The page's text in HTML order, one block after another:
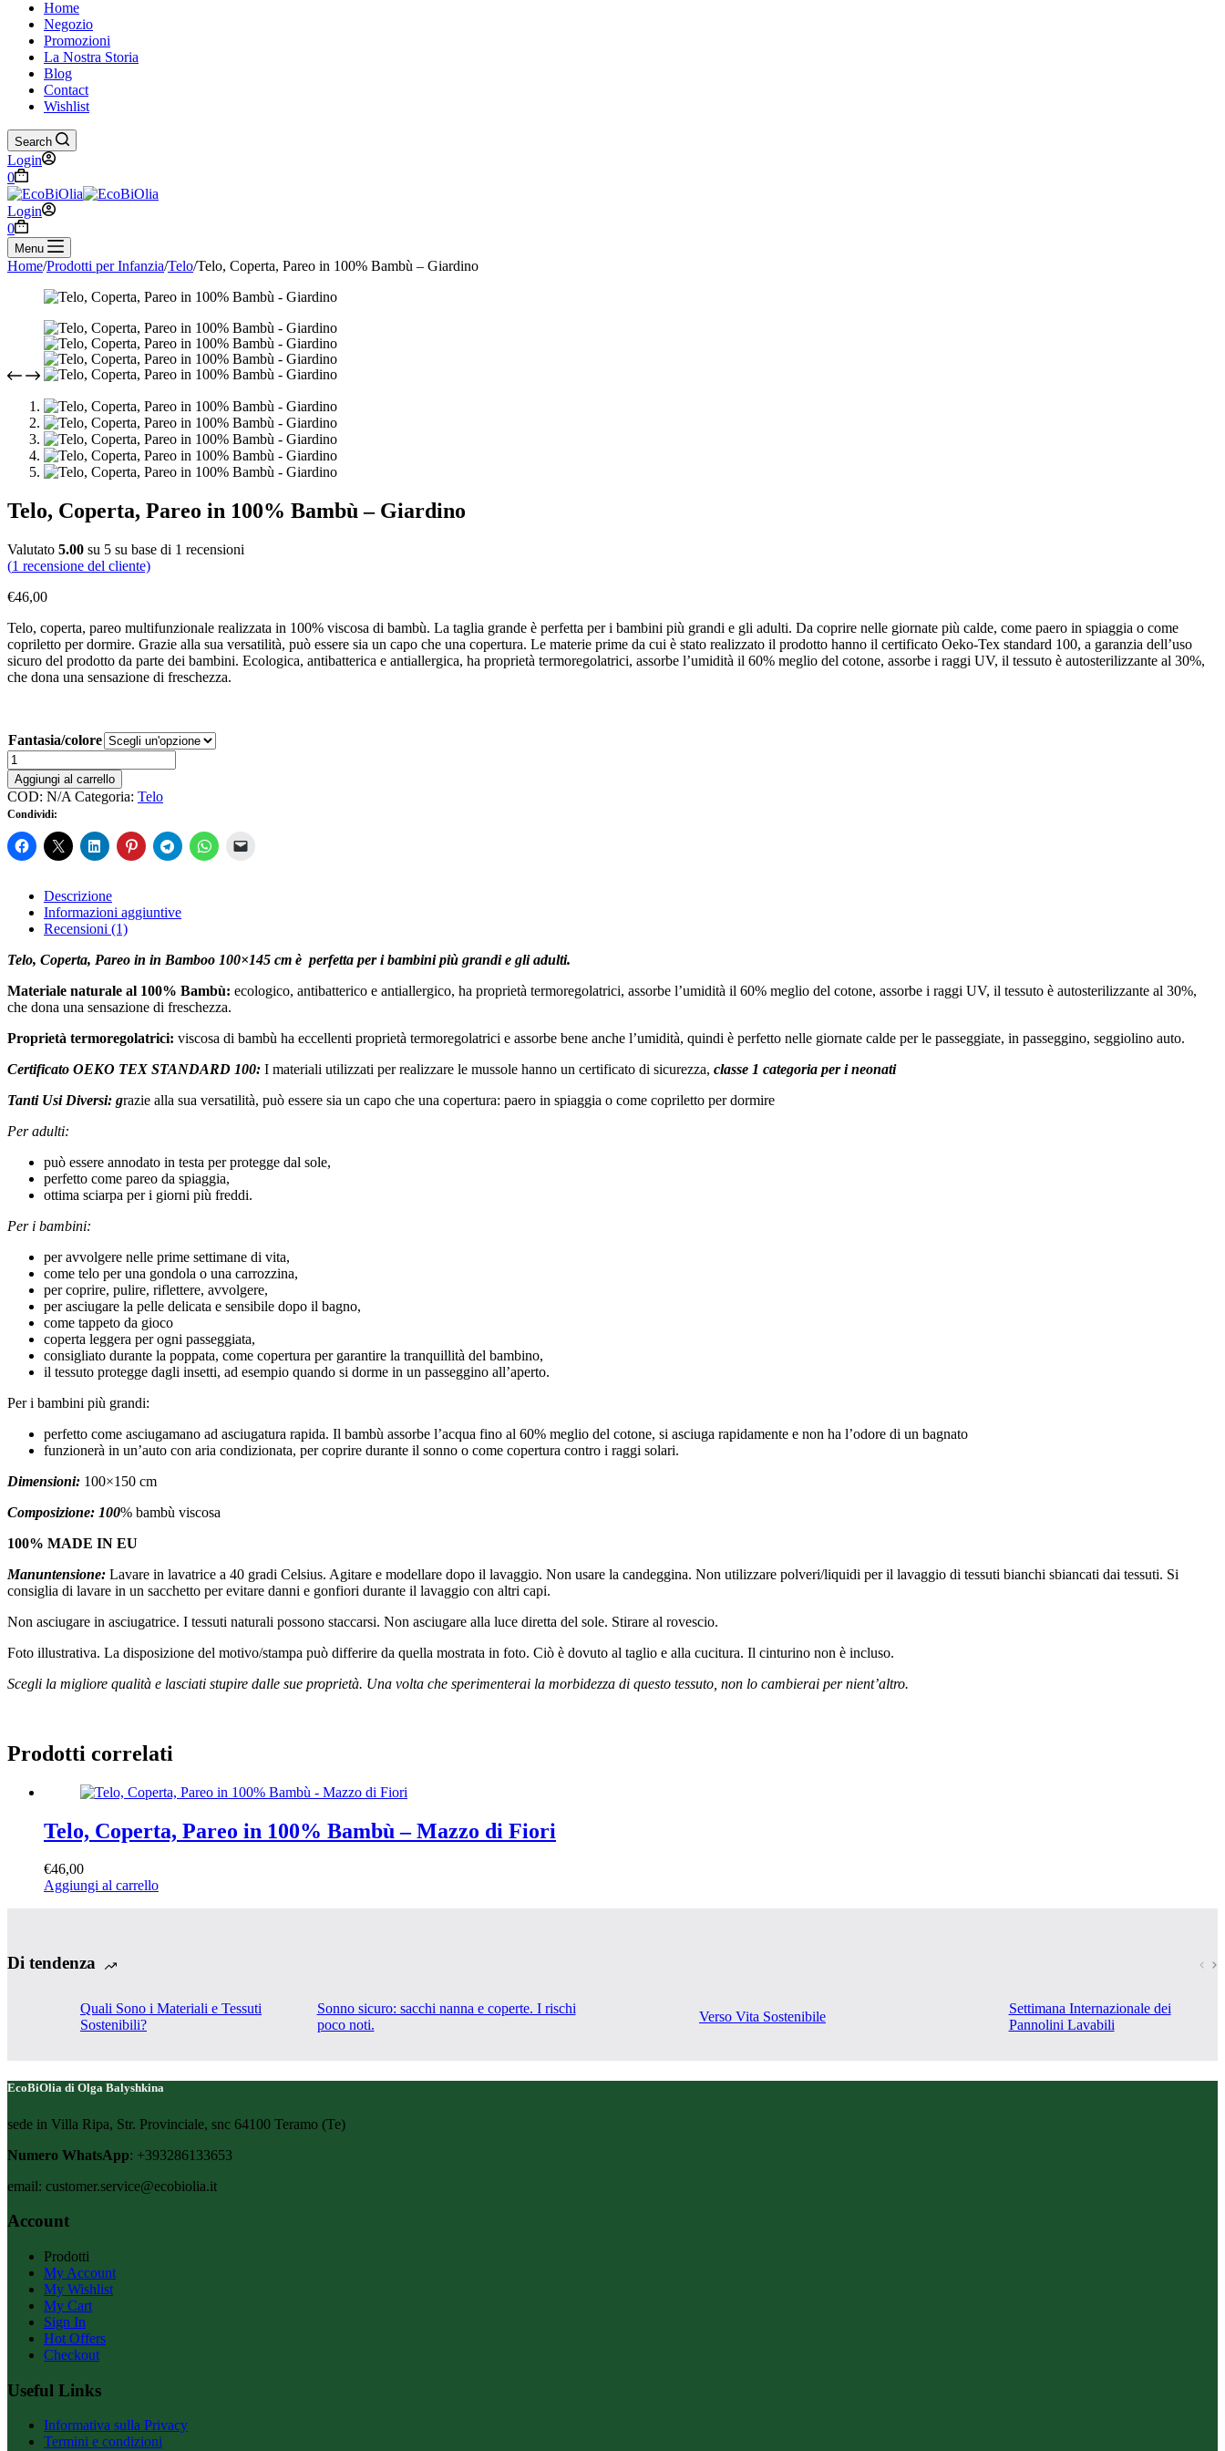
Home
Negozio
Promozioni
La Nostra Storia
Blog
Contact
Wishlist
Search
Login
Carrello
0
Login
Carrello
0
Menu
Home/Prodotti per Infanzia/Telo/Telo, Coperta, Pareo in 100% Bambù – Giardino
Telo, Coperta, Pareo in 100% Bambù – Giardino
Valutato 5.00 su 5 su base di 1 recensioni
(1 recensione del cliente)
€46,00
Telo, coperta, pareo multifunzionale realizzata in 100% viscosa di bambù. La taglia grande è perfetta per i bambini più grandi e gli adulti. Da coprire nelle giornate più calde, come paero in spiaggia o come
copriletto per dormire. Grazie alla sua versatilità, può essere sia un capo che una copertura. Le materie prime da cui è stato realizzato il prodotto hanno il certificato Oeko-Tex standard 100, a garanzia dell’uso
sicuro del prodotto da parte dei bambini. Ecologica, antibatterica e antiallergica, ha proprietà termoregolatrici, assorbe l’umidità il 60% meglio del cotone, assorbe i raggi UV, il tessuto è autosterilizzante al 30%,
che dona una sensazione di freschezza.
Fantasia/colore
Telo,
Coperta,
Pareo
in
100%
Bambù
-
quantità
Aggiungi al carrello
COD: N/A Categoria: Telo
Condividi:
Descrizione
Informazioni aggiuntive
Recensioni (1)
Telo, Coperta, Pareo in in Bamboo 100×145 cm è perfetta per i bambini più grandi e gli adulti.
Materiale naturale al 100% Bambù: ecologico, antibatterico e antiallergico, ha proprietà termoregolatrici, assorbe l’umidità il 60% meglio del cotone, assorbe i raggi UV, il tessuto è autosterilizzante al 30%,
che dona una sensazione di freschezza.
Proprietà termoregolatrici: viscosa di bambù ha eccellenti proprietà termoregolatrici e assorbe bene anche l’umidità, quindi è perfetto nelle giornate calde per le passeggiate, in passeggino, seggiolino auto.
Certificato OEKO TEX STANDARD 100: I materiali utilizzati per realizzare le mussole hanno un certificato di sicurezza, classe 1 categoria per i neonati
Tanti Usi Diversi: grazie alla sua versatilità, può essere sia un capo che una copertura: paero in spiaggia o come copriletto per dormire
Per adulti:
può essere annodato in testa per protegge dal sole,
perfetto come pareo da spiaggia,
ottima sciarpa per i giorni più freddi.
Per i bambini:
per avvolgere nelle prime settimane di vita,
come telo per una gondola o una carrozzina,
per coprire, pulire, riflettere, avvolgere,
per asciugare la pelle delicata e sensibile dopo il bagno,
come tappeto da gioco
coperta leggera per ogni passeggiata,
consigliato durante la poppata, come copertura per garantire la tranquillità del bambino,
il tessuto protegge dagli insetti, ad esempio quando si dorme in un passeggino all’aperto.
Per i bambini più grandi:
perfetto come asciugamano ad asciugatura rapida. Il bambù assorbe l’acqua fino al 60% meglio del cotone, si asciuga rapidamente e non ha l’odore di un bagnato
funzionerà in un’auto con aria condizionata, per coprire durante il sonno o come copertura contro i raggi solari.
Dimensioni: 100×150 cm
Composizione: 100% bambù viscosa
100% MADE IN EU
Manuntensione: Lavare in lavatrice a 40 gradi Celsius. Agitare e modellare dopo il lavaggio. Non usare la candeggina. Non utilizzare polveri/liquidi per il lavaggio di tessuti bianchi sbiancati dai tessuti. Si
consiglia di lavare in un sacchetto per evitare danni e gonfiori durante il lavaggio con altri capi.
Non asciugare in asciugatrice. I tessuti naturali possono staccarsi. Non asciugare alla luce diretta del sole. Stirare al rovescio.
Foto illustrativa. La disposizione del motivo/stampa può differire da quella mostrata in foto. Ciò è dovuto al taglio e alla cucitura. Il cinturino non è incluso.
Scegli la migliore qualità e lasciati stupire dalle sue proprietà. Una volta che sperimenterai la morbidezza di questo tessuto, non lo cambierai per nient’altro.
Prodotti correlati
Telo, Coperta, Pareo in 100% Bambù – Mazzo di Fiori
€46,00
Aggiungi al carrello
Di tendenza
Quali Sono i Materiali e Tessuti
Sostenibili?
Sonno sicuro: sacchi nanna e coperte. I rischi
poco noti.
Verso Vita Sostenibile
Settimana Internazionale dei
Pannolini Lavabili
EcoBiOlia di Olga Balyshkina
sede in Villa Ripa, Str. Provinciale, snc 64100 Teramo (Te)
Numero WhatsApp: +393286133653
email: customer.service@ecobiolia.it
Account
Prodotti
My Account
My Wishlist
My Cart
Sign In
Hot Offers
Checkout
Useful Links
Informativa sulla Privacy
Termini e condizioni